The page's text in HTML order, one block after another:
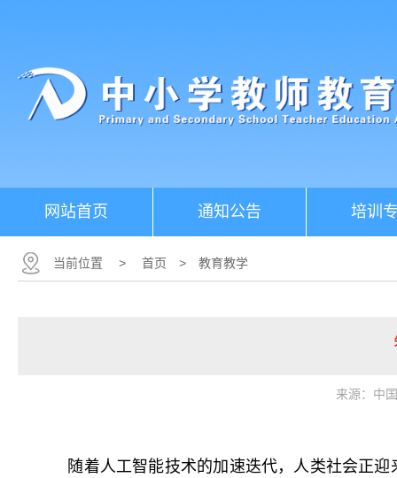
网站首页 通知公告 培训
当前位置 > 首页 > 教育教学
来源：中
随着人工智能技术的加速迭代，人类社会正迎